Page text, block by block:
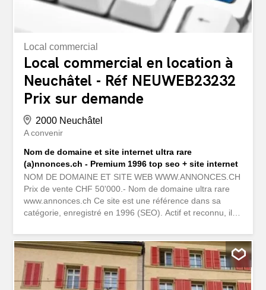
Local commercial
Local commercial en location à
Neuchâtel - Réf NEUWEB23232
Prix sur demande
2000 Neuchâtel
A convenir
Nom de domaine et site internet ultra rare
(a)nnonces.ch - Premium 1996 top seo + site internet
NOM DE DOMAINE ET SITE WEB WWW.ANNONCES.CH
Prix de vente CHF 50'000.- Nom de domaine ultra rare
www.annonces.ch Ce site est une référence dans sa
catégorie, enregistré en 1996 (SEO). Actif et reconnu, il
à l'appui. Le nom est court, générique et mémorable, actif
digital stable et appréciatif, valeur refuge non duplicable,
site inclus. Opportunité idéale pour
marketplace/plateforme d'annonces, prestigieux et auto-
porteur, croissance liée au succès national et international